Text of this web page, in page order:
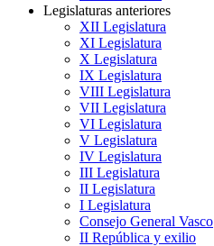
Legislaturas anteriores
XII Legislatura
XI Legislatura
X Legislatura
IX Legislatura
VIII Legislatura
VII Legislatura
VI Legislatura
V Legislatura
IV Legislatura
III Legislatura
II Legislatura
I Legislatura
Consejo General Vasco
II República y exilio